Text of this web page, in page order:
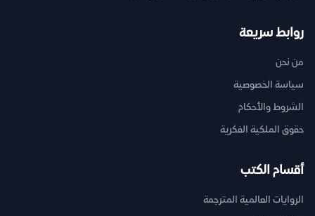
روابط سريعة
من نحن
سياسة الخصوصية
الشروط والأحكام
حقوق الملكية الفكرية
أقسام الكتب
الروايات العالمية المترجمة